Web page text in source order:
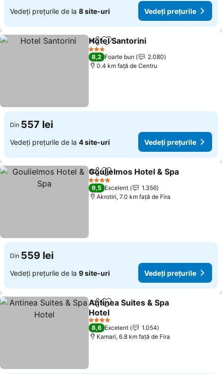
Vedeți prețurile de la 8 site-uri Vedeți prețurile
DistribuițiAdăugaţi la favorite
Hotel Santorini
3 Stele
8,2 Foarte bun
2.080
0.4 km faţă de Centru
Din 557 lei
Vedeți prețurile de la 4 site-uri Vedeți prețurile
DistribuițiAdăugaţi la favorite
Goulielmos Hotel & Spa
4 Stele
9,5 Excelent
1.356
Akrotiri, 7.0 km faţă de Fira
Din 559 lei
Vedeți prețurile de la 9 site-uri Vedeți prețurile
DistribuițiAdăugaţi la favorite
Antinea Suites & Spa
Hotel
4 Stele
8,6 Excelent
1.054
Kamari, 6.8 km faţă de Fira